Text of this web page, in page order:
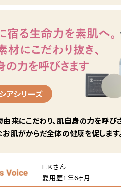
アシリーズ
来にこだわり、肌自身の力を呼びさ
肌がからだ全体の健康を促します。
E.Kさん
愛用歴1年6ヶ月